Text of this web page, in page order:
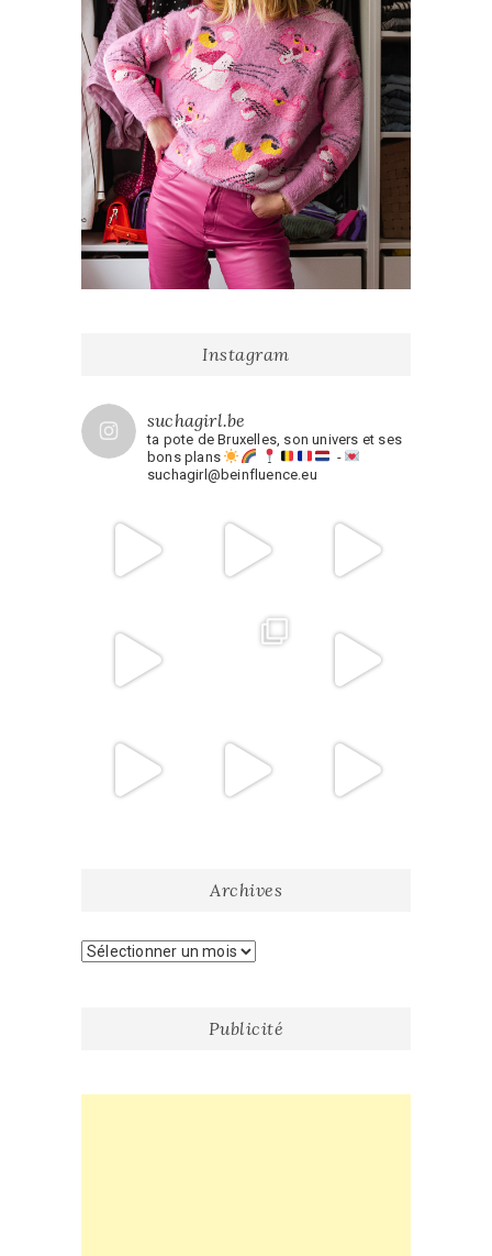
Instagram
suchagirl.be
ta pote de Bruxelles, son univers et ses
bons plans
-
suchagirl@beinfluence.eu
Archives
Archives
Publicité